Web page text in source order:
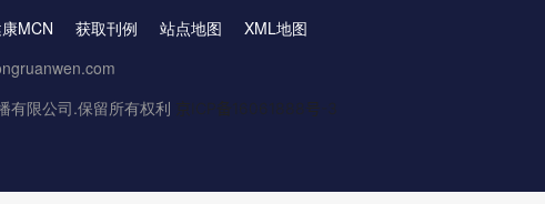
MCN 获取刊例 站点地图
XML地图
有限公司.保留所有权利 京ICP备16061888号-3